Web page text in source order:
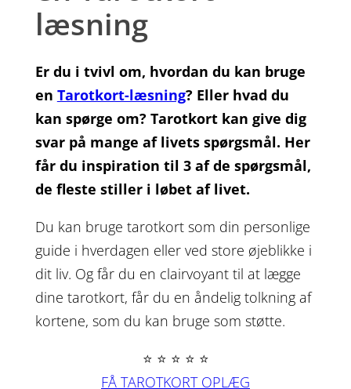
læsning
Er du i tvivl om, hvordan du kan bruge
en Tarotkort-læsning? Eller hvad du
kan spørge om? Tarotkort kan give dig
svar på mange af livets spørgsmål. Her
får du inspiration til 3 af de spørgsmål,
de fleste stiller i løbet af livet.
Du kan bruge tarotkort som din personlige
guide i hverdagen eller ved store øjeblikke i
dit liv. Og får du en clairvoyant til at lægge
dine tarotkort, får du en åndelig tolkning af
kortene, som du kan bruge som støtte.
⭐ ⭐ ⭐ ⭐ ⭐
FÅ TAROTKORT OPLÆG